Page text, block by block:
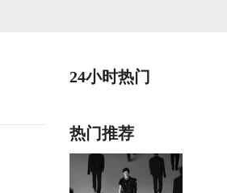
24小时热门
热门推荐